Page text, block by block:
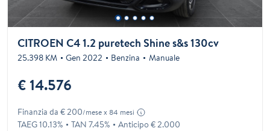
CITROEN C4 1.2 puretech Shine s&s 130cv
25.398 KM Gen 2022 Benzina Manuale
€ 14.576
Finanzia da € 200/mese x 84 mesi
TAEG 10.13% TAN 7.45% Anticipo € 2.000